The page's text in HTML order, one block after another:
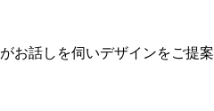
お話しを伺いデザインをご提案